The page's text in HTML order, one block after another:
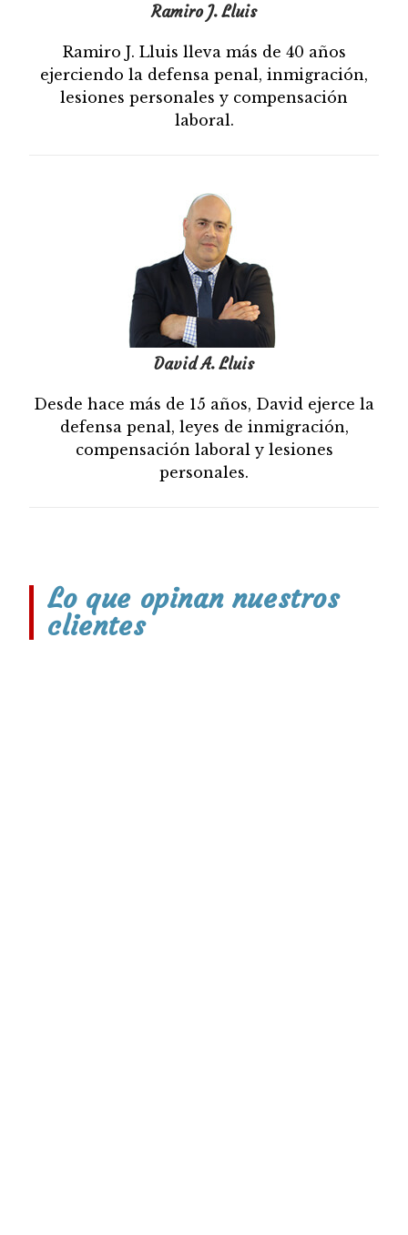
Ramiro J. Lluis
Ramiro J. Lluis lleva más de 40 años
ejerciendo la defensa penal, inmigración,
lesiones personales y compensación
laboral.
David A. Lluis
Desde hace más de 15 años, David ejerce la
defensa penal, leyes de inmigración,
compensación laboral y lesiones
personales.
Lo que opinan nuestros
clientes